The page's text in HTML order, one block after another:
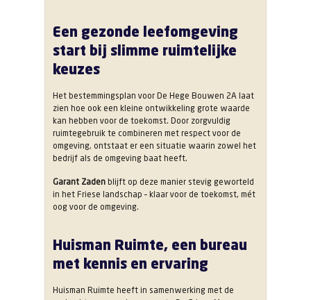
Een gezonde leefomgeving
start bij slimme ruimtelijke
keuzes
Het bestemmingsplan voor De Hege Bouwen 2A laat
zien hoe ook een kleine ontwikkeling grote waarde
kan hebben voor de toekomst. Door zorgvuldig
ruimtegebruik te combineren met respect voor de
omgeving, ontstaat er een situatie waarin zowel het
bedrijf als de omgeving baat heeft.
Garant Zaden blijft op deze manier stevig geworteld
in het Friese landschap – klaar voor de toekomst, mét
oog voor de omgeving.
Huisman Ruimte, een bureau
met kennis en ervaring
Huisman Ruimte heeft in samenwerking met de